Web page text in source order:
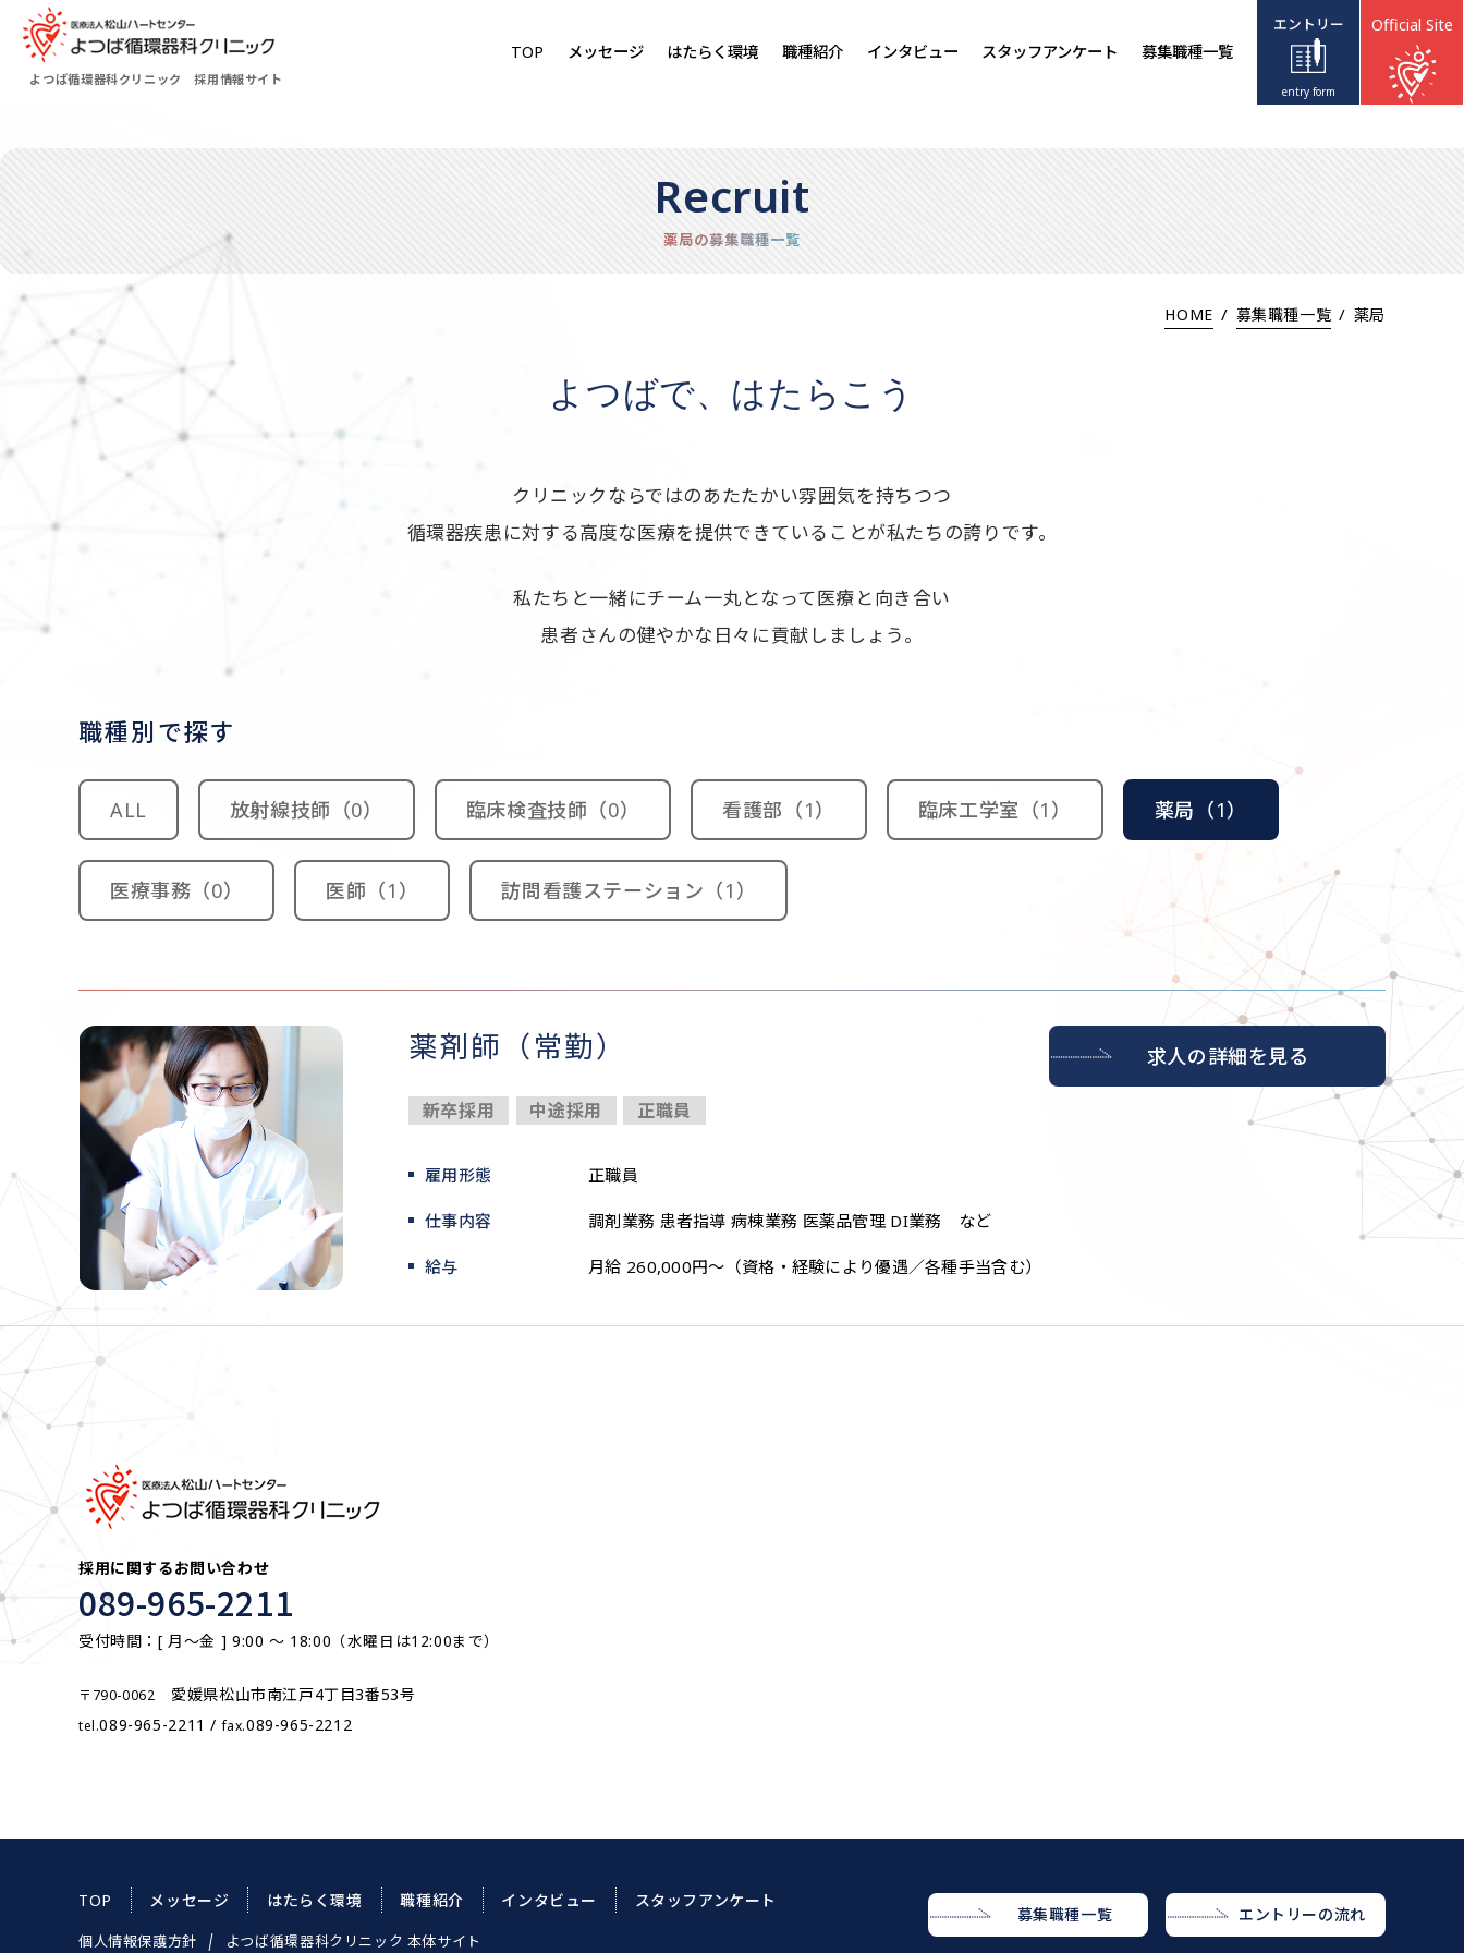
よつば循環器科クリニック 採用情報サイト
TOP メッセージ はたらく環境 職種紹介 インタビュー スタッフアンケート 募集職種一覧
エントリー
entry form
Official Site
Recruit
薬局の募集職種一覧
HOME / 募集職種一覧 / 薬局
よつばで、はたらこう
クリニックならではのあたたかい雰囲気を持ちつつ
循環器疾患に対する高度な医療を提供できていることが私たちの誇りです。
私たちと一緒にチーム一丸となって医療と向き合い
患者さんの健やかな日々に貢献しましょう。
職種別で探す
ALL 放射線技師（0） 臨床検査技師（0） 看護部（1） 臨床工学室（1） 薬局（1）
医療事務（0） 医師（1） 訪問看護ステーション（1）
薬剤師（常勤）
新卒採用 中途採用 正職員
雇用形態 正職員
仕事内容 調剤業務 患者指導 病棟業務 医薬品管理 DI業務 など
給与 月給 260,000円～（資格・経験により優遇／各種手当含む）
求人の詳細を見る
採用に関するお問い合わせ
089-965-2211
受付時間：[ 月～金 ] 9:00 ～ 18:00 （水曜日は12:00まで）
〒790-0062 愛媛県松山市南江戸4丁目3番53号
tel.089-965-2211 /fax.089-965-2212
TOP メッセージ はたらく環境 職種紹介 インタビュー スタッフアンケート
個人情報保護方針 よつば循環器科クリニック 本体サイト
募集職種一覧 エントリーの流れ